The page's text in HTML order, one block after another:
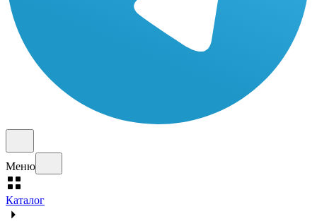
Меню
Каталог